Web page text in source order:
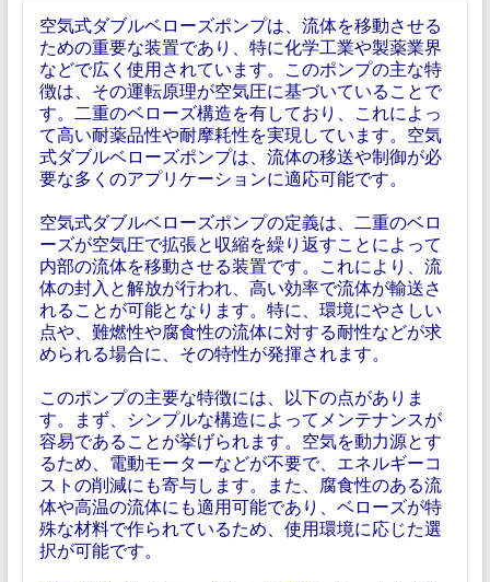
空気式ダブルベローズポンプは、流体を移動させる
ための重要な装置であり、特に化学工業や製薬業界
などで広く使用されています。このポンプの主な特
徴は、その運転原理が空気圧に基づいていることで
す。二重のベローズ構造を有しており、これによっ
て高い耐薬品性や耐摩耗性を実現しています。空気
式ダブルベローズポンプは、流体の移送や制御が必
要な多くのアプリケーションに適応可能です。
空気式ダブルベローズポンプの定義は、二重のベロ
ーズが空気圧で拡張と収縮を繰り返すことによって
内部の流体を移動させる装置です。これにより、流
体の封入と解放が行われ、高い効率で流体が輸送さ
れることが可能となります。特に、環境にやさしい
点や、難燃性や腐食性の流体に対する耐性などが求
められる場合に、その特性が発揮されます。
このポンプの主要な特徴には、以下の点がありま
す。まず、シンプルな構造によってメンテナンスが
容易であることが挙げられます。空気を動力源とす
るため、電動モーターなどが不要で、エネルギーコ
ストの削減にも寄与します。また、腐食性のある流
体や高温の流体にも適用可能であり、ベローズが特
殊な材料で作られているため、使用環境に応じた選
択が可能です。